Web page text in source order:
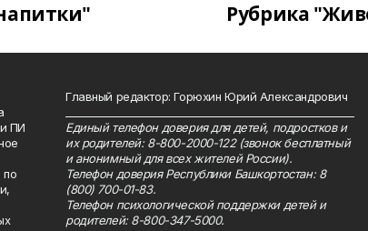
Рубрика
ПИ
по
Главный редактор: Горюхин Юрий Александрович
Единый телефон доверия для детей, подростков и
их родителей: 8-800-2000-122 (звонок бесплатный
и анонимный для всех жителей России).
Телефон доверия Республики Башкортостан: 8
(800) 700-01-83.
Телефон психологической поддержки детей и
родителей: 8-800-347-5000.